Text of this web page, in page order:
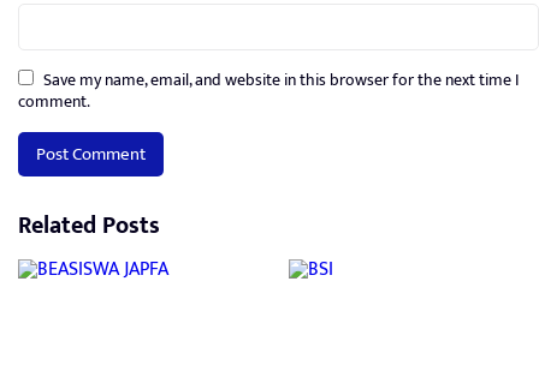
Save my name, email, and website in this browser for the next time I
comment.
Related Posts